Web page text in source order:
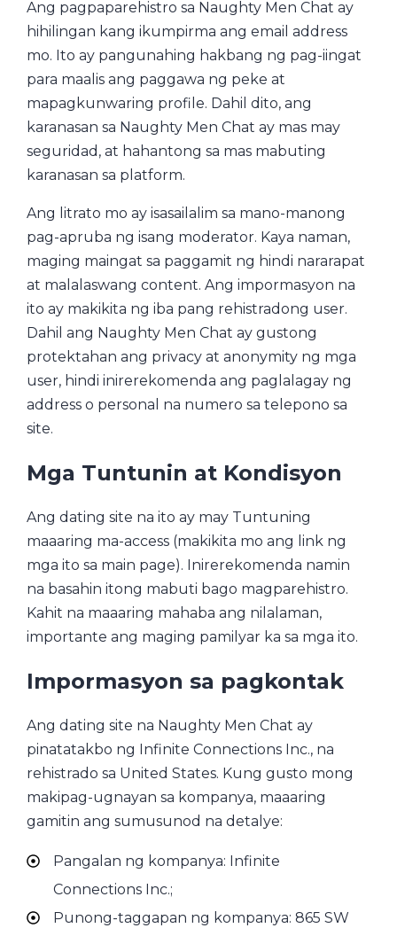
Ang pagpaparehistro sa Naughty Men Chat ay
hihilingan kang ikumpirma ang email address
mo. Ito ay pangunahing hakbang ng pag-iingat
para maalis ang paggawa ng peke at
mapagkunwaring profile. Dahil dito, ang
karanasan sa Naughty Men Chat ay mas may
seguridad, at hahantong sa mas mabuting
karanasan sa platform.
Ang litrato mo ay isasailalim sa mano-manong
pag-apruba ng isang moderator. Kaya naman,
maging maingat sa paggamit ng hindi nararapat
at malalaswang content. Ang impormasyon na
ito ay makikita ng iba pang rehistradong user.
Dahil ang Naughty Men Chat ay gustong
protektahan ang privacy at anonymity ng mga
user, hindi inirerekomenda ang paglalagay ng
address o personal na numero sa telepono sa
site.
Mga Tuntunin at Kondisyon
Ang dating site na ito ay may Tuntuning
maaaring ma-access (makikita mo ang link ng
mga ito sa main page). Inirerekomenda namin
na basahin itong mabuti bago magparehistro.
Kahit na maaaring mahaba ang nilalaman,
importante ang maging pamilyar ka sa mga ito.
Impormasyon sa pagkontak
Ang dating site na Naughty Men Chat ay
pinatatakbo ng Infinite Connections Inc., na
rehistrado sa United States. Kung gusto mong
makipag-ugnayan sa kompanya, maaaring
gamitin ang sumusunod na detalye:
Pangalan ng kompanya: Infinite
Connections Inc.;
Punong-taggapan ng kompanya: 865 SW